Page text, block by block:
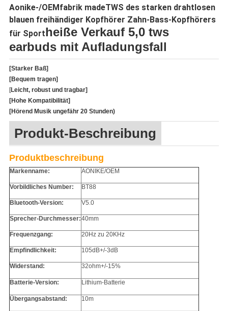
Aonike-/OEMfabrik madeTWS des starken drahtlosen
blauen freihändiger Kopfhörer Zahn-Bass-Kopfhörers
für Sportheiße Verkauf 5,0 tws
earbuds mit Aufladungsfall
[Starker Baß]
[Bequem tragen]
[Leicht, robust und tragbar]
[Hohe Kompatibilität]
[Hörend Musik ungefähr 20 Stunden)
Produkt-Beschreibung
Produktbeschreibung
Markenname: AONIKE/OEM
Vorbildliches Number: BT88
Bluetooth-Version: V5.0
Sprecher-Durchmesser:40mm
Frequenzgang: 20Hz zu 20KHz
Empfindlichkeit: 105dB+/-3dB
Widerstand: 32ohm+/-15%
Batterie-Version: Lithium-Batterie
Übergangsabstand: 10m